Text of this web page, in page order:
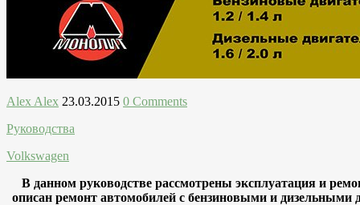
Alex Alex 23.03.2015 0 Comments
Руководства
Volkswagen
В данном руководстве рассмотрены эксплуатация и
описан ремонт автомобилей с бензиновыми и